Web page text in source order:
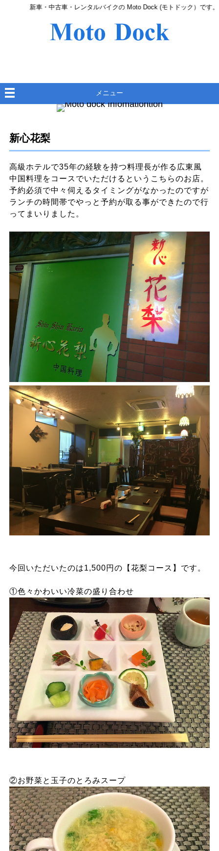
新車・中古車・レンタルバイクの Moto Dock (モトドック）です。
新心花梨
高級ホテルで35年の経験を持つ料理長が作る広東風
中国料理をコースでいただけるというこちらのお店。
予約必須で中々伺えるタイミングがなかったのですが
ランチの時間帯でやっと予約が取る事ができたので行
ってまいりました。
今回いただいたのは1,500円の【花梨コース】です。
①色々かわいい冷菜の盛り合わせ
②お野菜と玉子のとろみスープ
メニュー